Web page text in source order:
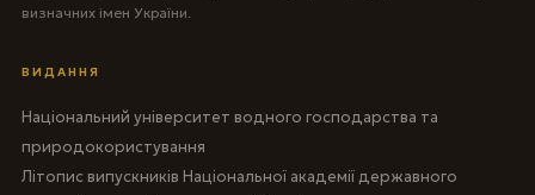
визначних імен України.
ВИДАННЯ
Національний університет водного господарства та
природокористування
Літопис випускників Національної академії державного